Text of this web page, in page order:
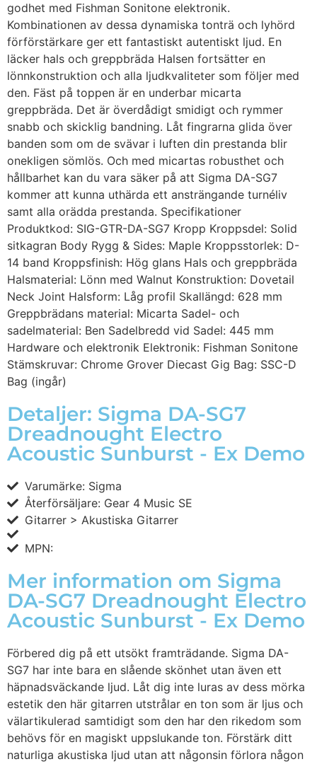
godhet med Fishman Sonitone elektronik.
Kombinationen av dessa dynamiska tonträ och lyhörd
förförstärkare ger ett fantastiskt autentiskt ljud. En
läcker hals och greppbräda Halsen fortsätter en
lönnkonstruktion och alla ljudkvaliteter som följer med
den. Fäst på toppen är en underbar micarta
greppbräda. Det är överdådigt smidigt och rymmer
snabb och skicklig bandning. Låt fingrarna glida över
banden som om de svävar i luften din prestanda blir
onekligen sömlös. Och med micartas robusthet och
hållbarhet kan du vara säker på att Sigma DA-SG7
kommer att kunna uthärda ett ansträngande turnéliv
samt alla orädda prestanda. Specifikationer
Produktkod: SIG-GTR-DA-SG7 Kropp Kroppsdel: Solid
sitkagran Body Rygg & Sides: Maple Kroppsstorlek: D-
14 band Kroppsfinish: Hög glans Hals och greppbräda
Halsmaterial: Lönn med Walnut Konstruktion: Dovetail
Neck Joint Halsform: Låg profil Skallängd: 628 mm
Greppbrädans material: Micarta Sadel- och
sadelmaterial: Ben Sadelbredd vid Sadel: 445 mm
Hardware och elektronik Elektronik: Fishman Sonitone
Stämskruvar: Chrome Grover Diecast Gig Bag: SSC-D
Bag (ingår)
Detaljer: Sigma DA-SG7
Dreadnought Electro
Acoustic Sunburst - Ex Demo
Varumärke: Sigma
Återförsäljare: Gear 4 Music SE
Gitarrer > Akustiska Gitarrer
MPN:
Mer information om Sigma
DA-SG7 Dreadnought Electro
Acoustic Sunburst - Ex Demo
Förbered dig på ett utsökt framträdande. Sigma DA-
SG7 har inte bara en slående skönhet utan även ett
häpnadsväckande ljud. Låt dig inte luras av dess mörka
estetik den här gitarren utstrålar en ton som är ljus och
välartikulerad samtidigt som den har den rikedom som
behövs för en magiskt uppslukande ton. Förstärk ditt
naturliga akustiska ljud utan att någonsin förlora någon